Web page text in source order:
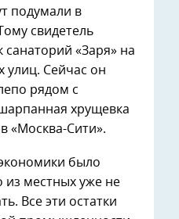
подумали в
свидетель
«Заря» на
улиц. Сейчас он
рядом с
хрущевка
«Москва-Сити».
было
из местных уже не
Все эти остатки